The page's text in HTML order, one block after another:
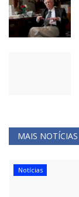
MAIS NOTÍCIAS
Notícias